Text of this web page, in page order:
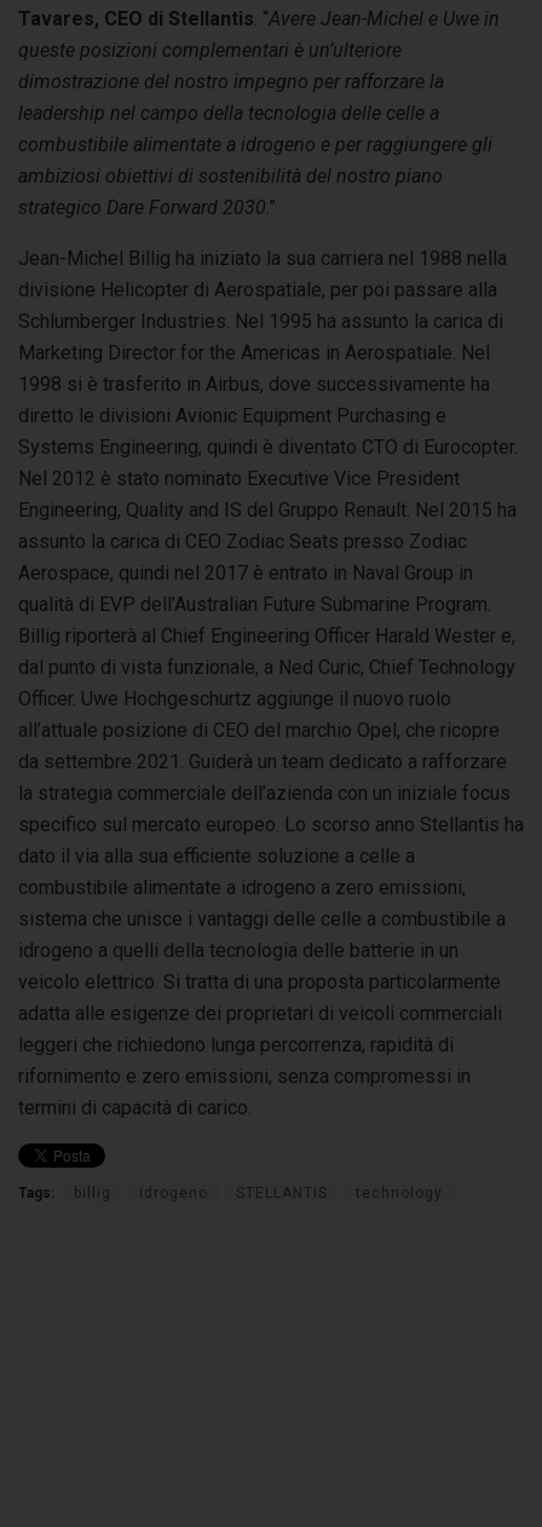
Tavares, CEO di Stellantis . “Avere Jean-Michel e Uwe in
queste posizioni complementari è un’ulteriore
dimostrazione del nostro impegno per rafforzare la
leadership nel campo della tecnologia delle celle a
combustibile alimentate a idrogeno e per raggiungere gli
ambiziosi obiettivi di sostenibilità del nostro piano
strategico Dare Forward 2030 .”
Jean-Michel Billig ha iniziato la sua carriera nel 1988 nella
divisione Helicopter di Aerospatiale, per poi passare alla
Schlumberger Industries. Nel 1995 ha assunto la carica di
Marketing Director for the Americas in Aerospatiale. Nel
1998 si è trasferito in Airbus, dove successivamente ha
diretto le divisioni Avionic Equipment Purchasing e
Systems Engineering, quindi è diventato CTO di Eurocopter.
Nel 2012 è stato nominato Executive Vice President
Engineering, Quality and IS del Gruppo Renault. Nel 2015 ha
assunto la carica di CEO Zodiac Seats presso Zodiac
Aerospace, quindi nel 2017 è entrato in Naval Group in
qualità di EVP dell’Australian Future Submarine Program.
Billig riporterà al Chief Engineering Officer Harald Wester e,
dal punto di vista funzionale, a Ned Curic, Chief Technology
Officer. Uwe Hochgeschurtz aggiunge il nuovo ruolo
all’attuale posizione di CEO del marchio Opel, che ricopre
da settembre 2021. Guiderà un team dedicato a rafforzare
la strategia commerciale dell’azienda con un iniziale focus
specifico sul mercato europeo. Lo scorso anno Stellantis ha
dato il via alla sua efficiente soluzione a celle a
combustibile alimentate a idrogeno a zero emissioni,
sistema che unisce i vantaggi delle celle a combustibile a
idrogeno a quelli della tecnologia delle batterie in un
veicolo elettrico. Si tratta di una proposta particolarmente
adatta alle esigenze dei proprietari di veicoli commerciali
leggeri che richiedono lunga percorrenza, rapidità di
rifornimento e zero emissioni, senza compromessi in
termini di capacità di carico.
Tags: billig idrogeno STELLANTIS technology